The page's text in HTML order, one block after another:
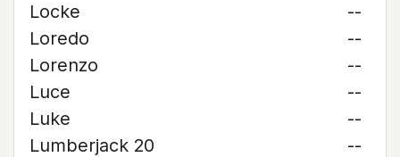
Locke
--
Loredo
--
Lorenzo
--
Luce
--
Luke
--
Lumberjack 20
--